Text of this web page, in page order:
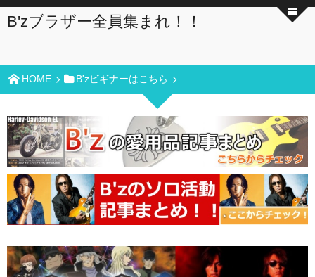
B'zブラザー全員集まれ！！
HOME B'zビギナーはこちら